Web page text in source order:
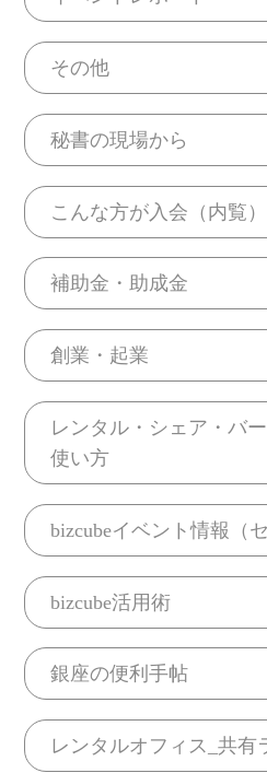
その他
秘書の現場から
こんな方が入会（内覧
補助金・助成金
創業・起業
レンタル・シェア・バ
使い方
bizcubeイベント情報（
bizcube活用術
銀座の便利手帖
レンタルオフィス_共有